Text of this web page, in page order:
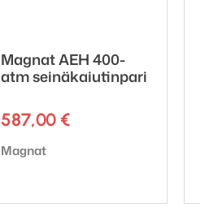
Magnat AEH 400-
atm seinäkaiutinpari
587,00 €
Tuotemerkki:
Magnat